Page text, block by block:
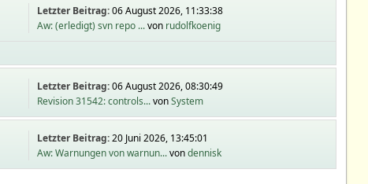
Letzter Beitrag:06 August 2026, 11:33:38
Aw: (erledigt) svn repo ...von rudolfkoenig
Letzter Beitrag:06 August 2026, 08:30:49
Revision 31542: controls...vonSystem
Letzter Beitrag:20 Juni 2026, 13:45:01
Aw: Warnungen von warnun...vondennisk